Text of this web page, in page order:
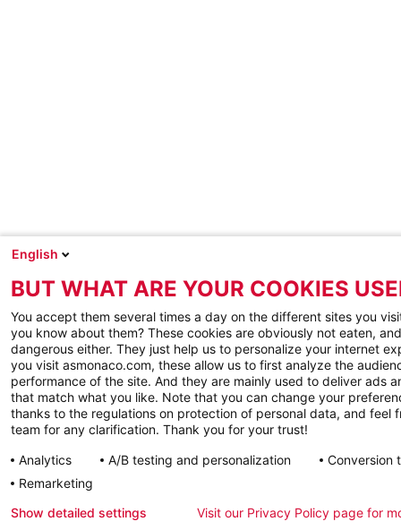
English
BUT WHAT ARE YOUR COOKIES
You accept them several times a day on the different sites you
you know about them? These cookies are obviously not eaten,
dangerous either. They just help us to personalize your internet
you visit asmonaco.com, these allow us to first analyze the
performance of the site. And they are mainly used to deliver ads
that match what you like. Note that you can change your
thanks to the regulations on protection of personal data, and feel
team for any clarification. Thank you for your trust!
Analytics
A/B testing and personalization
Conversion
Remarketing
Show detailed settings
Visit our Privacy Policy page for